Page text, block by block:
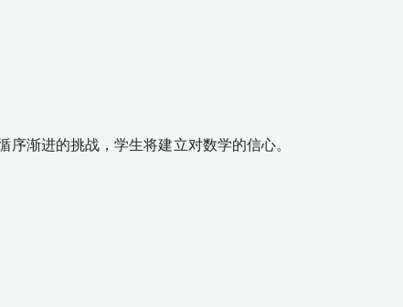
渐进的挑战，学生将建立对数学的信心。